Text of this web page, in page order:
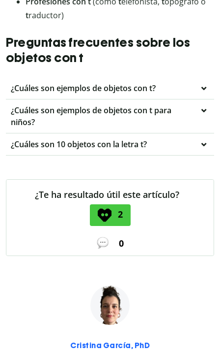
traductor)
Preguntas frecuentes sobre los
objetos con t
¿Cuáles son ejemplos de objetos con t?
¿Cuáles son ejemplos de objetos con t para
niños?
¿Cuáles son 10 objetos con la letra t?
¿Te ha resultado útil este artículo?
2
0
Cristina García, PhD